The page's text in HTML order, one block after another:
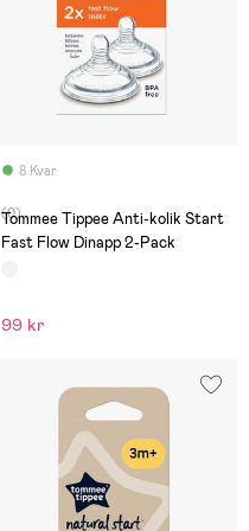
8 Kvar
(0)
Tommee Tippee Anti-kolik Start
Fast Flow Dinapp 2-Pack
99 kr